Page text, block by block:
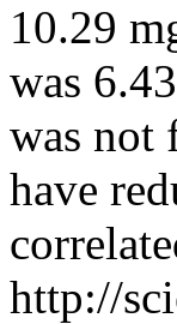
10.29
was
was not
have
http://